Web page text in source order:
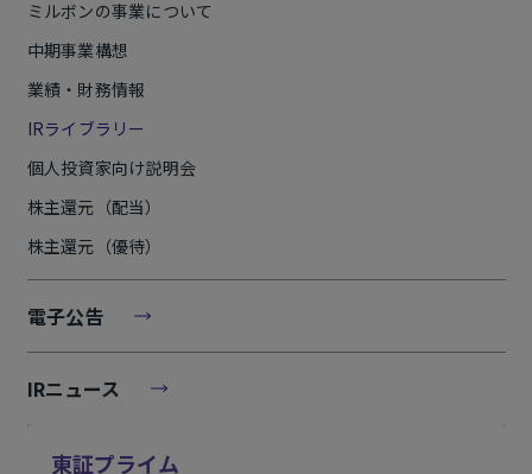
ミルボンの事業について
中期事業構想
業績・財務情報
IRライブラリー
個人投資家向け説明会
株主還元（配当）
株主還元（優待）
電子公告
IRニュース